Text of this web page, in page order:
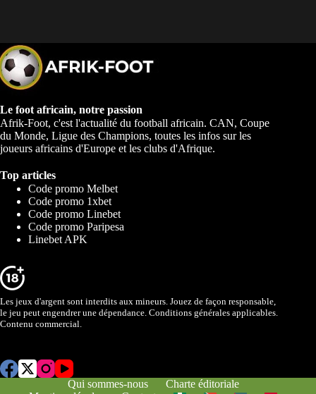
Le foot africain, notre passion
Afrik-Foot, c'est l'actualité du football africain. CAN, Coupe
du Monde, Ligue des Champions, toutes les infos sur les
joueurs africains d'Europe et les clubs d'Afrique.
Top articles
Code promo Melbet
Code promo 1xbet
Code promo Linebet
Code promo Paripesa
Linebet APK
Les jeux d'argent sont interdits aux mineurs. Jouez de façon responsable,
le jeu peut engendrer une dépendance. Conditions générales applicables.
Contenu commercial.
Qui sommes-nous
Charte éditoriale